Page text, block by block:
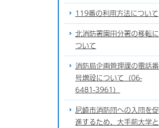
119番の利用方法について
北消防署園田分署の移転に
ついて
消防局企画管理課の電話番
号増設について（06-
6481-3961）
尼崎市消防団への入団を促
進するため、大手前大学と